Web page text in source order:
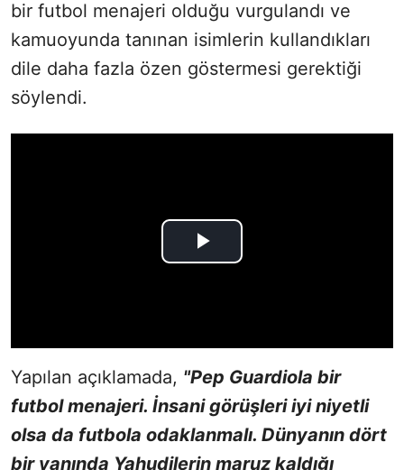
bir futbol menajeri olduğu vurgulandı ve
kamuoyunda tanınan isimlerin kullandıkları
dile daha fazla özen göstermesi gerektiği
söylendi.
Yapılan açıklamada, "Pep Guardiola bir
futbol menajeri. İnsani görüşleri iyi niyetli
olsa da futbola odaklanmalı. Dünyanın dört
bir yanında Yahudilerin maruz kaldığı